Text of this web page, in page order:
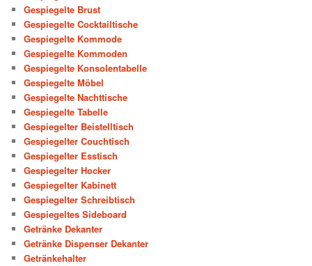
Gespiegelte Brust
Gespiegelte Cocktailtische
Gespiegelte Kommode
Gespiegelte Kommoden
Gespiegelte Konsolentabelle
Gespiegelte Möbel
Gespiegelte Nachttische
Gespiegelte Tabelle
Gespiegelter Beistelltisch
Gespiegelter Couchtisch
Gespiegelter Esstisch
Gespiegelter Hocker
Gespiegelter Kabinett
Gespiegelter Schreibtisch
Gespiegeltes Sideboard
Getränke Dekanter
Getränke Dispenser Dekanter
Getränkehalter